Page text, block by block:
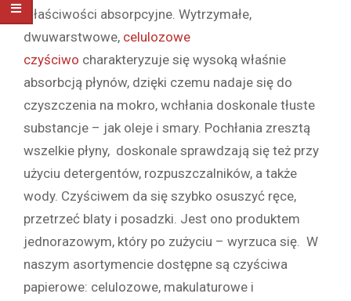
właściwości absorpcyjne. Wytrzymałe,
dwuwarstwowe, celulozowe
czyściwo charakteryzuje się wysoką właśnie
absorbcją płynów, dzięki czemu nadaje się do
czyszczenia na mokro, wchłania doskonale tłuste
substancje – jak oleje i smary. Pochłania zresztą
wszelkie płyny, doskonale sprawdzają się też przy
użyciu detergentów, rozpuszczalników, a także
wody. Czyściwem da się szybko osuszyć ręce,
przetrzeć blaty i posadzki. Jest ono produktem
jednorazowym, który po zużyciu – wyrzuca się. W
naszym asortymencie dostępne są czyściwa
papierowe: celulozowe, makulaturowe i